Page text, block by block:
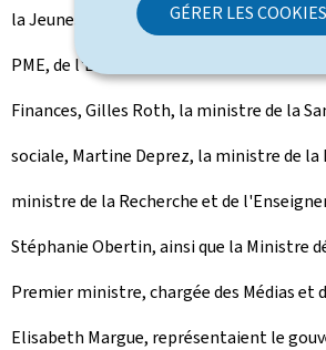
GÉRER LES COOKIES
la Jeunesse, Claude Meisch, le ministre
PME, de l'Énergie et du Tourisme, Lex
Finances, Gilles Roth, la ministre de la
sociale, Martine Deprez, la ministre de
ministre de la Recherche et de
Stéphanie Obertin, ainsi que la Ministre
Premier ministre, chargée des Médias et
Elisabeth Margue, représentaient le